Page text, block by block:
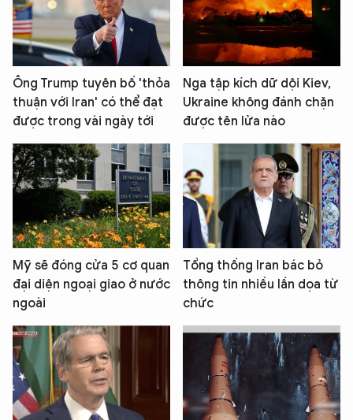
Ông Trump tuyên bố 'thỏa
thuận với Iran' có thể đạt
được trong vài ngày tới
Nga tập kích dữ dội Kiev,
Ukraine không đánh chặn
được tên lửa nào
Mỹ sẽ đóng cửa 5 cơ quan
đại diện ngoại giao ở nước
ngoài
Tổng thống Iran bác bỏ
thông tin nhiều lần dọa từ
chức